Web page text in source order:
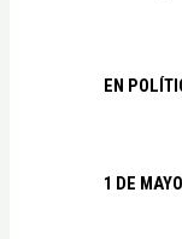
EN
1 DE